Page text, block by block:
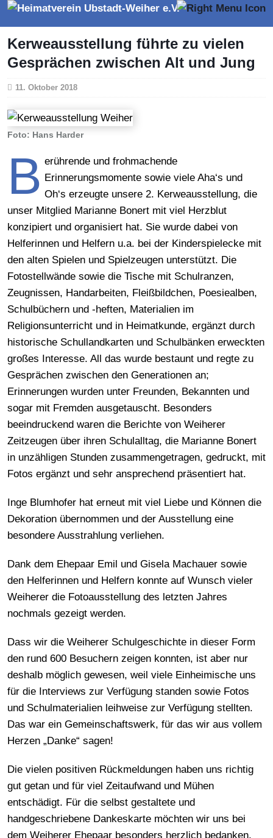
Kerweausstellung führte zu vielen
Gesprächen zwischen Alt und Jung
11. Oktober 2018
Foto: Hans Harder
B erührende und frohmachende
Erinnerungsmomente sowie viele Aha‘s und
Oh‘s erzeugte unsere 2. Kerweausstellung, die
unser Mitglied Marianne Bonert mit viel Herzblut
konzipiert und organisiert hat. Sie wurde dabei von
Helferinnen und Helfern u.a. bei der Kinderspielecke mit
den alten Spielen und Spielzeugen unterstützt. Die
Fotostellwände sowie die Tische mit Schulranzen,
Zeugnissen, Handarbeiten, Fleißbildchen, Poesiealben,
Schulbüchern und -heften, Materialien im
Religionsunterricht und in Heimatkunde, ergänzt durch
historische Schullandkarten und Schulbänken erweckten
großes Interesse. All das wurde bestaunt und regte zu
Gesprächen zwischen den Generationen an;
Erinnerungen wurden unter Freunden, Bekannten und
sogar mit Fremden ausgetauscht. Besonders
beeindruckend waren die Berichte von Weiherer
Zeitzeugen über ihren Schulalltag, die Marianne Bonert
in unzähligen Stunden zusammengetragen, gedruckt, mit
Fotos ergänzt und sehr ansprechend präsentiert hat.
Inge Blumhofer hat erneut mit viel Liebe und Können die
Dekoration übernommen und der Ausstellung eine
besondere Ausstrahlung verliehen.
Dank dem Ehepaar Emil und Gisela Machauer sowie
den Helferinnen und Helfern konnte auf Wunsch vieler
Weiherer die Fotoausstellung des letzten Jahres
nochmals gezeigt werden.
Dass wir die Weiherer Schulgeschichte in dieser Form
den rund 600 Besuchern zeigen konnten, ist aber nur
deshalb möglich gewesen, weil viele Einheimische uns
für die Interviews zur Verfügung standen sowie Fotos
und Schulmaterialien leihweise zur Verfügung stellten.
Das war ein Gemeinschaftswerk, für das wir aus vollem
Herzen „Danke“ sagen!
Die vielen positiven Rückmeldungen haben uns richtig
gut getan und für viel Zeitaufwand und Mühen
entschädigt. Für die selbst gestaltete und
handgeschriebene Dankeskarte möchten wir uns bei
dem Weiherer Ehepaar besonders herzlich bedanken.